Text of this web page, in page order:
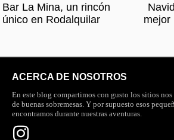
Bar La Mina, un rincón
único en Rodalquilar
mejor
ACERCA DE NOSOTROS
En este blog compartimos con gusto los sitios
de buenas sobremesas. Y por supuesto esos
encontramos durante nuestras aventuras.